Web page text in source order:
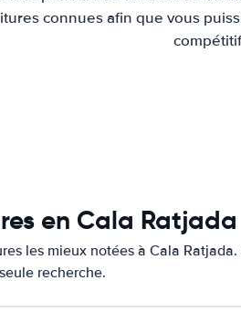
connues afin que vous
en Cala Ratjada
les mieux notées à Cala Ratjada.
recherche.